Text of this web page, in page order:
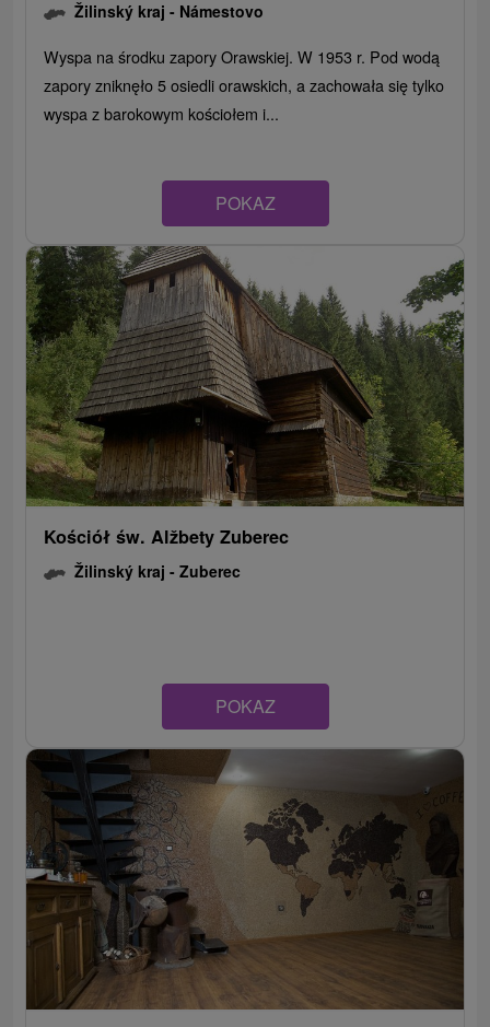
Žilinský kraj - Námestovo
Wyspa na środku zapory Orawskiej. W 1953 r. Pod wodą
zapory zniknęło 5 osiedli orawskich, a zachowała się tylko
wyspa z barokowym kościołem i...
POKAZ
Kościół św. Alžbety Zuberec
Žilinský kraj -Zuberec
POKAZ